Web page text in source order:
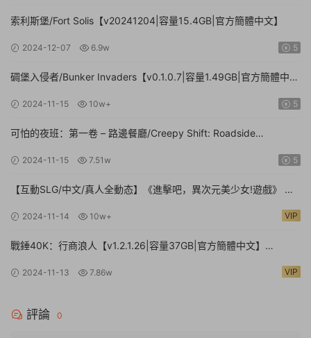
索利斯堡/Fort Solis【v20241204|容量15.4GB|官方簡體中文】
2024-12-07 6.9w 5
碉堡入侵者/Bunker Invaders【v0.1.0.7|容量1.49GB|官方簡體中
2024-11-15 10w+ 5
可怕的夜班：第一卷 – 路邊餐廳/Creepy Shift: Roadside
2024-11-15 7.51w 5
【互動SLG/中文/真人全動态】《進擊吧，異次元美少女!遊戲》 官
2024-11-14 10w+ VIP
戰錘40K：行商浪人【v1.2.1.26|容量37GB|官方簡體中文】
2024-11-13 7.86w VIP
評論 0